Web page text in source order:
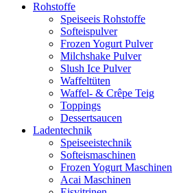
Rohstoffe
Speiseeis Rohstoffe
Softeispulver
Frozen Yogurt Pulver
Milchshake Pulver
Slush Ice Pulver
Waffeltüten
Waffel- & Crêpe Teig
Toppings
Dessertsaucen
Ladentechnik
Speiseeistechnik
Softeismaschinen
Frozen Yogurt Maschinen
Acai Maschinen